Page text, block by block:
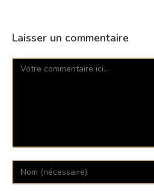
Laisser un commentaire